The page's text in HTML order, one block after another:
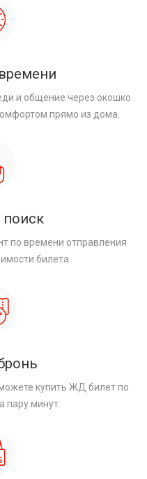
и общение через окошко
прямо из дома.
по времени отправления
билета.
купить ЖД билет по
пару минут.